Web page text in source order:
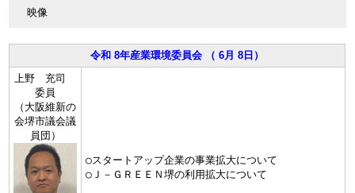
映像
令和 8年産業環境委員会 （ 6月 8日）
上野 充司
委員
（大阪維新の
会堺市議会議
員団）
○スタートアップ企業の事業拡大について
○Ｊ－ＧＲＥＥＮ堺の利用拡大について